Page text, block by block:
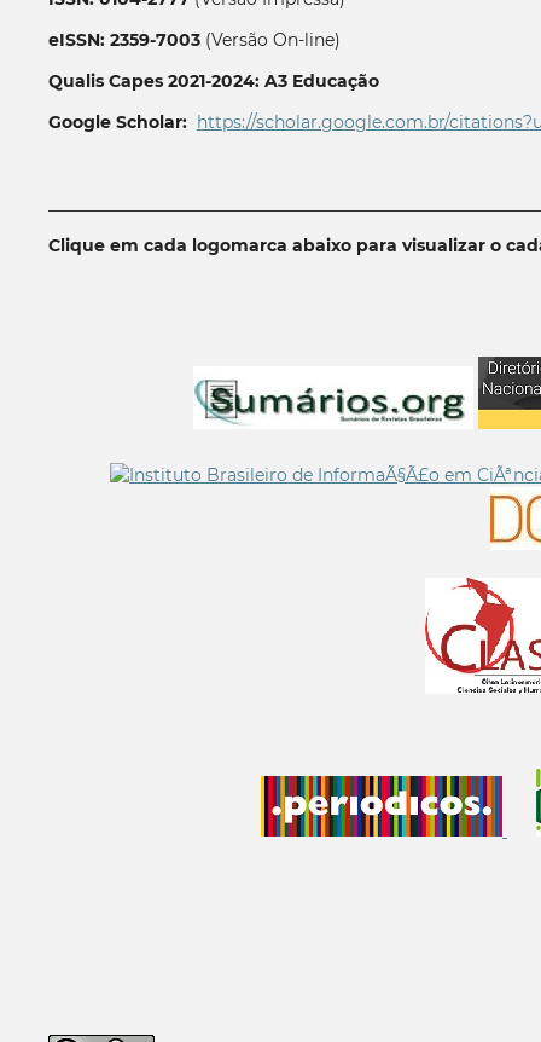
eISSN: 2359-7003(Versão On-line)
Qualis Capes 2021-2024: A3 Educação
Google Scholar: https://scholar.google.com.br/
Clique em cada logomarca abaixo para visualizar o